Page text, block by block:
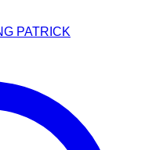
PATRICK